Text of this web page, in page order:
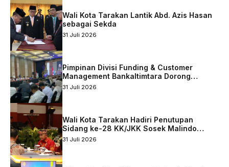
Wali Kota Tarakan Lantik Abd. Azis Hasan
sebagai Sekda
31 Juli 2026
Pimpinan Divisi Funding & Customer
Management Bankaltimtara Dorong
Percepatan Digitalisasi Keuangan di Kota
31 Juli 2026
Wali Kota Tarakan Hadiri Penutupan
Sidang ke-28 KK/JKK Sosek Malindo
Tingkat Kaltara–Sabah
31 Juli 2026